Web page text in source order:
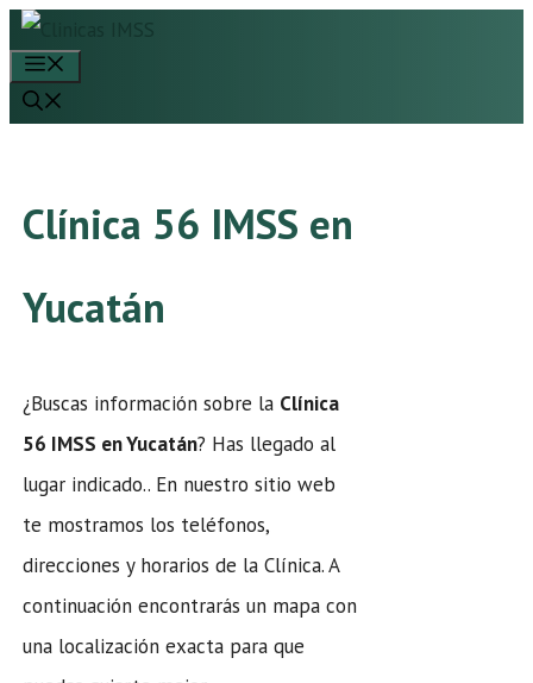
Saltar
contenido
Clínica 56 IMSS en
Yucatán
¿Buscas información sobre la Clínica
56 IMSS en Yucatán? Has llegado al
lugar indicado.. En nuestro sitio web
te mostramos los teléfonos,
direcciones y horarios de la Clínica. A
continuación encontrarás un mapa con
una localización exacta para que